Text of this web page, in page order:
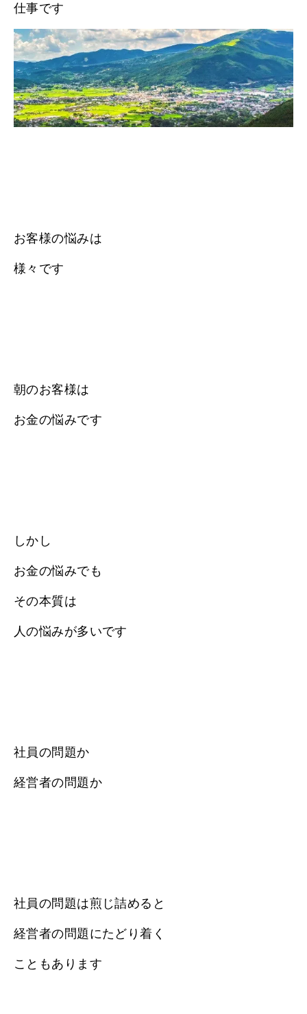
仕事です
お客様の悩みは
様々です
朝のお客様は
お金の悩みです
しかし
お金の悩みでも
その本質は
人の悩みが多いです
社員の問題か
経営者の問題か
社員の問題は煎じ詰めると
経営者の問題にたどり着く
こともあります